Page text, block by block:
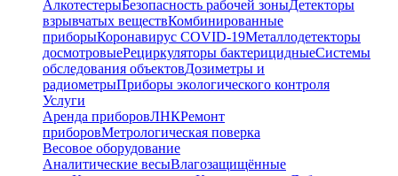
АлкотестерыБезопасность рабочей зоныДетекторы
взрывчатых веществКомбинированные
приборыКоронавирус COVID-19Металлодетекторы
досмотровыеРециркуляторы бактерицидныеСистемы
обследования объектовДозиметры и
радиометрыПриборы экологического контроля
Услуги
Аренда приборовЛНКРемонт
приборовМетрологическая поверка
Весовое оборудование
Аналитические весыВлагозащищённые